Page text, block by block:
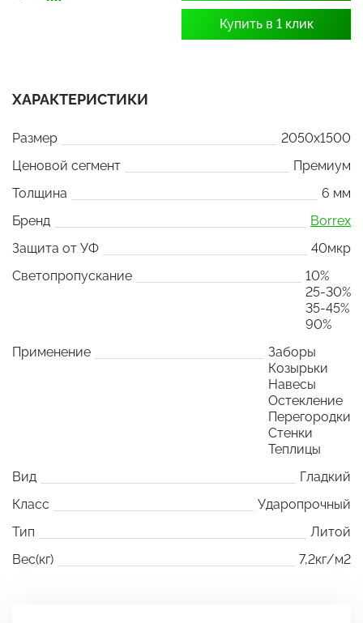
Купить в 1 клик
ХАРАКТЕРИСТИКИ
Размер
2050x1500
Ценовой сегмент
Премиум
Толщина
6 мм
Бренд
Borrex
Защита от УФ
40мкр
Светопропускание
10%
25-30%
35-45%
90%
Применение
Заборы
Козырьки
Навесы
Остекление
Перегородки
Стенки
Теплицы
Вид
Гладкий
Класс
Ударопрочный
Тип
Литой
Вес(кг)
7,2кг/м2